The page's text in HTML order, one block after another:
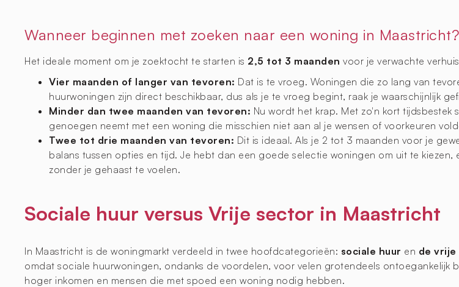
Wanneer beginnen met zoeken naar een woning in Maastricht?
Het ideale moment om je zoektocht te starten is 2,5 tot 3 maanden voor je verwachte
Vier maanden of langer van tevoren: Dat is te vroeg. Woningen die zo lang van
huurwoningen zijn direct beschikbaar, dus als je te vroeg begint, raak je waarschijnlijk
Minder dan twee maanden van tevoren: Nu wordt het krap. Met zo'n kort tijdsbestek
genoegen neemt met een woning die misschien niet aan al je wensen of voorkeuren
Twee tot drie maanden van tevoren: Dit is ideaal. Als je 2 tot 3 maanden voor je
balans tussen opties en tijd. Je hebt dan een goede selectie woningen om uit te
zonder je gehaast te voelen.
Sociale huur versus Vrije sector in Maastricht
In Maastricht is de woningmarkt verdeeld in twee hoofdcategorieën: sociale huur en de
omdat sociale huurwoningen, ondanks de voordelen, voor velen grotendeels ontoegankelijk
hoger inkomen en mensen die met spoed een woning nodig hebben.